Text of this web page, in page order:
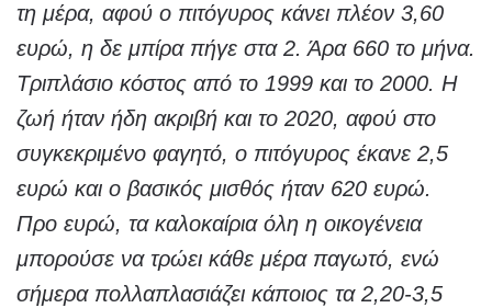
τη μέρα, αφού ο πιτόγυρος κάνει πλέον 3,60
ευρώ, η δε μπίρα πήγε στα 2. Άρα 660 το μήνα.
Τριπλάσιο κόστος από το 1999 και το 2000. Η
ζωή ήταν ήδη ακριβή και το 2020, αφού στο
συγκεκριμένο φαγητό, ο πιτόγυρος έκανε 2,5
ευρώ και ο βασικός μισθός ήταν 620 ευρώ.
Προ ευρώ, τα καλοκαίρια όλη η οικογένεια
μπορούσε να τρώει κάθε μέρα παγωτό, ενώ
σήμερα πολλαπλασιάζει κάποιος τα 2,20-3,5